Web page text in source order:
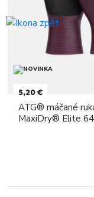
5,20 €
ATG® máčané
MaxiDry® Elite